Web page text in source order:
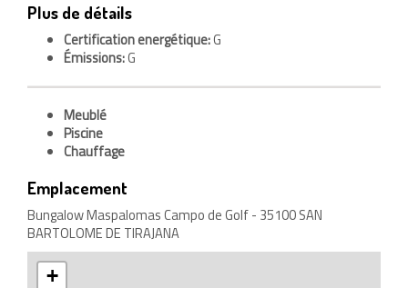
Plus de détails
Certification energétique:G
Émissions:G
Meublé
Piscine
Chauffage
Emplacement
Bungalow Maspalomas Campo de Golf - 35100 SAN
BARTOLOME DE TIRAJANA
+